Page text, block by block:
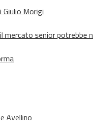
Morigi
mercato senior potrebbe
Avellino